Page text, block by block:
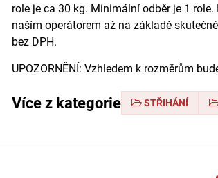
role je ca 30 kg. Minimální odběr je 1
naším operátorem až na základě
bez DPH.
UPOZORNĚNÍ: Vzhledem k rozměrům
Více z kategorie STŘIHÁNÍ